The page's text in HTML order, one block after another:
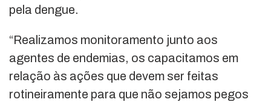
pela dengue.
“Realizamos monitoramento junto aos
agentes de endemias, os capacitamos em
relação às ações que devem ser feitas
rotineiramente para que não sejamos pegos